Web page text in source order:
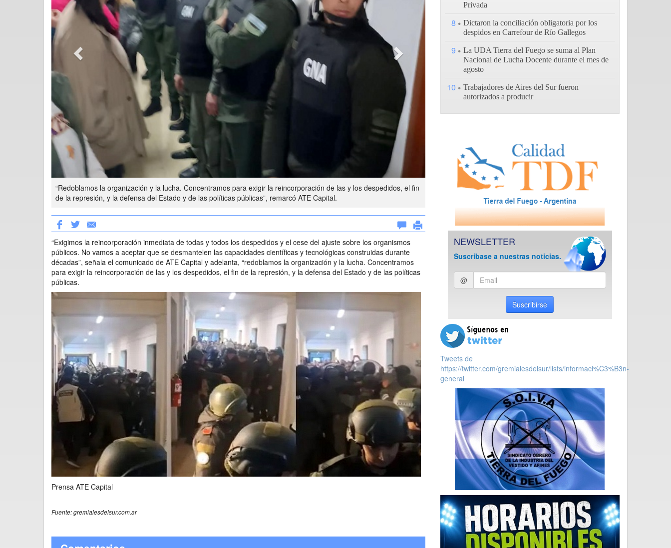
“Redoblamos la organización y la lucha. Concentramos para exigir la reincorporación de las y los despedidos, el fin
de la represión, y la defensa del Estado y de las políticas públicas”, remarcó ATE Capital.
“Exigimos la reincorporación inmediata de todas y todos los despedidos y el cese del ajuste sobre los organismos
públicos. No vamos a aceptar que se desmantelen las capacidades científicas y tecnológicas construidas durante
décadas”, señala el comunicado de ATE Capital y adelanta, “redoblamos la organización y la lucha. Concentramos
para exigir la reincorporación de las y los despedidos, el fin de la represión, y la defensa del Estado y de las políticas
públicas.
Prensa ATE Capital
Fuente: gremialesdelsur.com.ar
Privada
8
Dictaron la conciliación obligatoria por los
despidos en Carrefour de Río Gallegos
9
La UDA Tierra del Fuego se suma al Plan
Nacional de Lucha Docente durante el mes de
agosto
10
Trabajadores de Aires del Sur fueron
autorizados a producir
NEWSLETTER
Suscríbase a nuestras noticias.
Ingresar
email
@
Suscribirse
Tweets de
https://twitter.com/gremialesdelsur/lists/informaci%C3%B3n-
general